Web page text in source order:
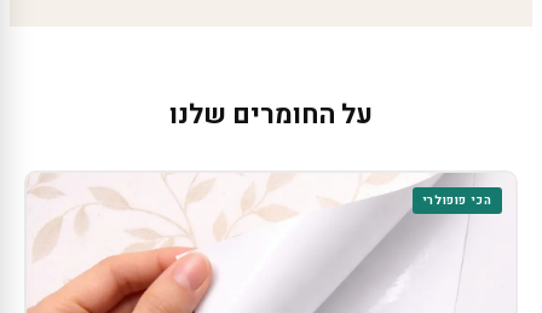
על החומרים שלנו
הכי פופולרי